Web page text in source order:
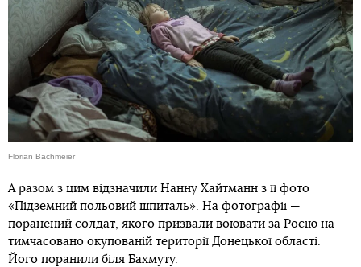
Florian Bachmeier
А разом з цим відзначили Нанну Хайтманн з її фото
«Підземний польовий шпиталь». На фотографії —
поранений солдат, якого призвали воювати за Росію на
тимчасовано окупованій території Донецької області.
Його поранили біля Бахмуту.